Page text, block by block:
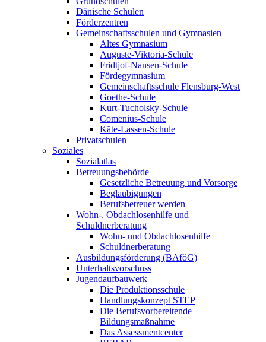
Dänische Schulen
Förderzentren
Gemeinschaftsschulen und Gymnasien
Altes Gymnasium
Auguste-Viktoria-Schule
Fridtjof-Nansen-Schule
Fördegymnasium
Gemeinschaftsschule Flensburg-West
Goethe-Schule
Kurt-Tucholsky-Schule
Comenius-Schule
Käte-Lassen-Schule
Privatschulen
Soziales
Sozialatlas
Betreuungsbehörde
Gesetzliche Betreuung und Vorsorge
Beglaubigungen
Berufsbetreuer werden
Wohn-, Obdachlosenhilfe und
Schuldnerberatung
Wohn- und Obdachlosenhilfe
Schuldnerberatung
Ausbildungsförderung (BAföG)
Unterhaltsvorschuss
Jugendaufbauwerk
Die Produktionsschule
Handlungskonzept STEP
Die Berufsvorbereitende
Bildungsmaßnahme
Das Assessmentcenter